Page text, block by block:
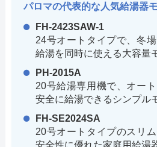
パロマの代表的な人気給湯器
FH-2423SAW-1
24号オートタイプで、冬
給湯を同時に使える大容量
PH-2015A
20号給湯専用機で、オー
安全に給湯できるシンプル
FH-SE2024SA
20号オートタイプのスリ
安全性に優れた家庭用給湯